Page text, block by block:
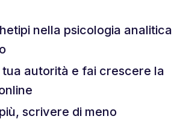
nella psicologia analitica
autorità e fai crescere la
scrivere di meno